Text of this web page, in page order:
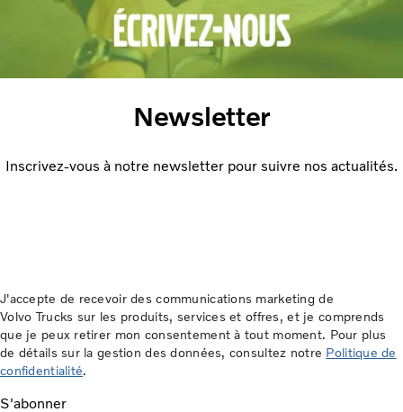
Newsletter
Inscrivez-vous à notre newsletter pour suivre nos actualités.
J'accepte de recevoir des communications marketing de
Volvo Trucks sur les produits, services et offres, et je comprends
que je peux retirer mon consentement à tout moment. Pour plus
de détails sur la gestion des données, consultez notre Politique de
confidentialité.
S'abonner